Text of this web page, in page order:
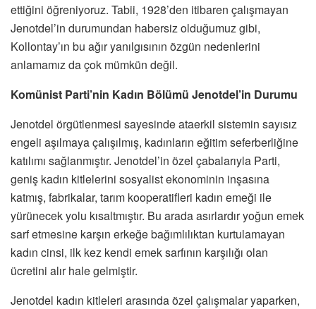
ettiğini öğreniyoruz. Tabii, 1928’den itibaren çalışmayan
Jenotdel’in durumundan habersiz olduğumuz gibi,
Kollontay’ın bu ağır yanılgısının özgün nedenlerini
anlamamız da çok mümkün değil.
Komünist Parti’nin Kadın Bölümü Jenotdel’in Durumu
Jenotdel örgütlenmesi sayesinde ataerkil sistemin sayısız
engeli aşılmaya çalışılmış, kadınların eğitim seferberliğine
katılımı sağlanmıştır. Jenotdel’in özel çabalarıyla Parti,
geniş kadın kitlelerini sosyalist ekonominin inşasına
katmış, fabrikalar, tarım kooperatifleri kadın emeği ile
yürünecek yolu kısaltmıştır. Bu arada asırlardır yoğun emek
sarf etmesine karşın erkeğe bağımlılıktan kurtulamayan
kadın cinsi, ilk kez kendi emek sarfının karşılığı olan
ücretini alır hale gelmiştir.
Jenotdel kadın kitleleri arasında özel çalışmalar yaparken,